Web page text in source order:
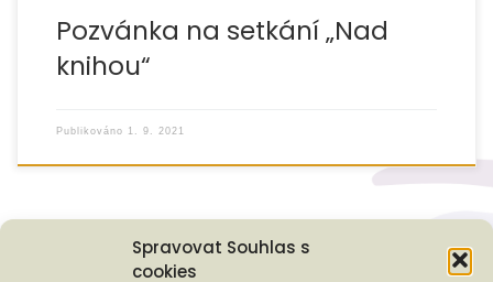
Spravovat Souhlas s
cookies
Pozvánka na setkání „Nad
knihou“
Publikováno 1. 9. 2021